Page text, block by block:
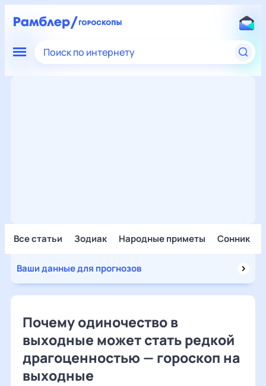
Поиск по интернету
Все статьи Зодиак Народные приметы Сонник
Ваши данные для прогнозов
Почему одиночество в
выходные может стать редкой
драгоценностью — гороскоп на
выходные